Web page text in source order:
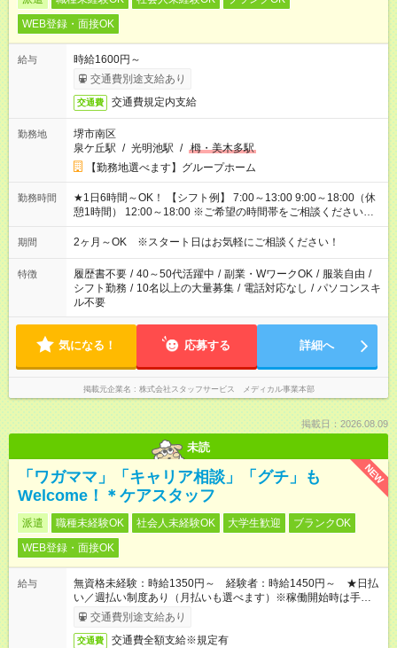
WEB登録・面接OK
給与
時給1600円～
交通費別途支給あり
交通費 交通費規定内支給
勤務地
堺市南区
泉ケ丘駅 / 光明池駅 / 栂・美木多駅
【勤務地選べます】グループホーム
勤務時間
★1日6時間～OK！ 【シフト例】 7:00～13:00 9:00～18:00（休
憩1時間） 12:00～18:00 ※ご希望の時間帯をご相談ください。
※日勤、夜勤のみ、変則的な勤務等も相談OK！
期間 2ヶ月～OK ※スタート日はお気軽にご相談ください！
特徴 履歴書不要 / 40～50代活躍中 / 副業・WワークOK / 服装自由 /
シフト勤務 / 10名以上の大量募集 / 電話対応なし / パソコンスキ
ル不要
気になる！ 応募する 詳細へ
掲載元企業名 株式会社スタッフサービス メディカル事業本部
掲載日：2026.08.09
未読
NEW
「ワガママ」「キャリア相談」「グチ」も
Welcome！＊ケアスタッフ
派遣 職種未経験OK 社会人未経験OK 大学生歓迎
ブランクOK
WEB登録・面接OK
給与
無資格未経験：時給1350円～ 経験者：時給1450円～ ★日払
い／週払い制度あり（月払いも選べます）※稼働開始時は手続き
完了次第のお支払いとなります。
交通費別途支給あり
交通費 交通費全額支給※規定有